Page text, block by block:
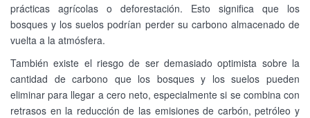
prácticas agrícolas o deforestación. Esto significa que los
bosques y los suelos podrían perder su carbono almacenado de
vuelta a la atmósfera.
También existe el riesgo de ser demasiado optimista sobre la
cantidad de carbono que los bosques y los suelos pueden
eliminar para llegar a cero neto, especialmente si se combina con
retrasos en la reducción de las emisiones de carbón, petróleo y